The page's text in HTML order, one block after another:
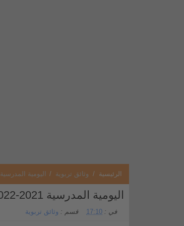
الرئيسية / وثائق تربوية / اليومية المدرسية 2021-2022 pdf بشكل احترافي
اليومية المدرسية 2021-2022 pdf بشكل احترافي
في : 17:10 قسم : وثائق تربوية